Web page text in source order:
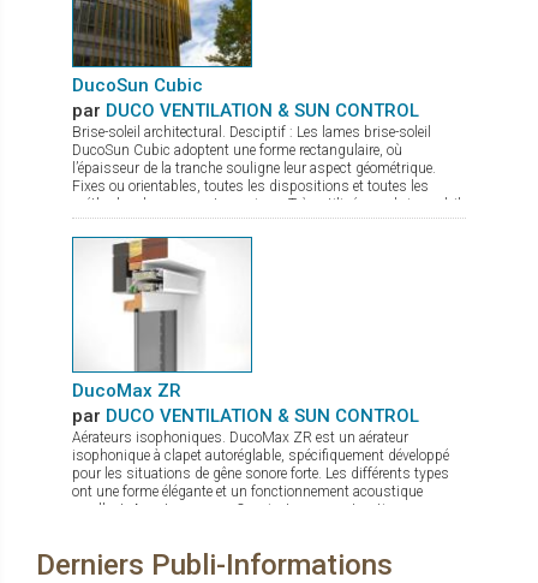
DucoSun Cubic
par DUCO VENTILATION & SUN CONTROL
Brise-soleil architectural. Desciptif : Les lames brise-soleil
DucoSun Cubic adoptent une forme rectangulaire, où
l’épaisseur de la tranche souligne leur aspect géométrique.
Fixes ou orientables, toutes les dispositions et toutes les
méthodes de pose sont permises. Très utilisées en brise-soleil
vertical (parallèle à la façade), pour des bâtiments à l’esthétique
contemporaine et graphique.
DucoMax ZR
par DUCO VENTILATION & SUN CONTROL
Aérateurs isophoniques. DucoMax ZR est un aérateur
isophonique à clapet autoréglable, spécifiquement développé
pour les situations de gêne sonore forte. Les différents types
ont une forme élégante et un fonctionnement acoustique
excellent. Avantages: Convient aux constructions en
sifflements en cas de sur ou sous-pressions grâce au clapet
Derniers Publi-Informations